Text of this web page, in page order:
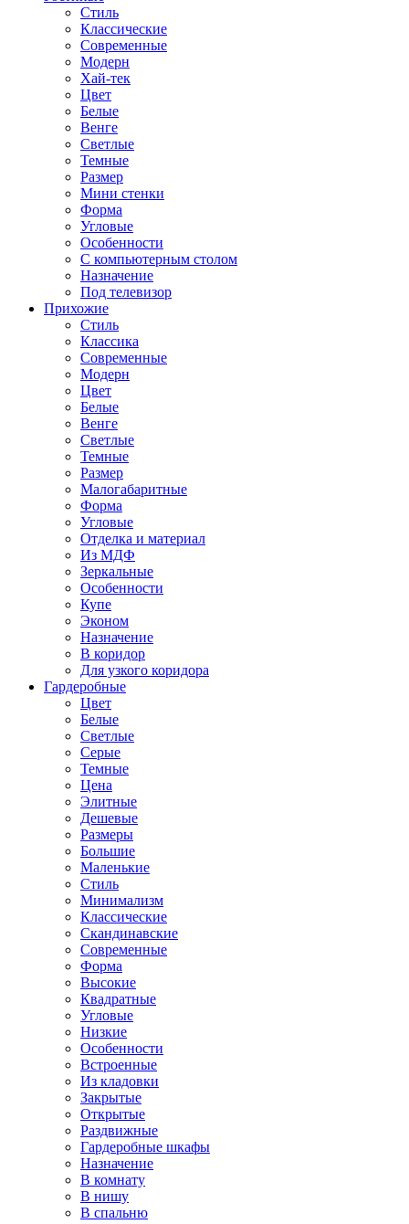
Стиль
Классические
Современные
Модерн
Хай-тек
Цвет
Белые
Венге
Светлые
Темные
Размер
Мини стенки
Форма
Угловые
Особенности
С компьютерным столом
Назначение
Под телевизор
Прихожие
Стиль
Классика
Современные
Модерн
Цвет
Белые
Венге
Светлые
Темные
Размер
Малогабаритные
Форма
Угловые
Отделка и материал
Из МДФ
Зеркальные
Особенности
Купе
Эконом
Назначение
В коридор
Для узкого коридора
Гардеробные
Цвет
Белые
Светлые
Серые
Темные
Цена
Элитные
Дешевые
Размеры
Большие
Маленькие
Стиль
Минимализм
Классические
Скандинавские
Современные
Форма
Высокие
Квадратные
Угловые
Низкие
Особенности
Встроенные
Из кладовки
Закрытые
Открытые
Раздвижные
Гардеробные шкафы
Назначение
В комнату
В нишу
В спальню